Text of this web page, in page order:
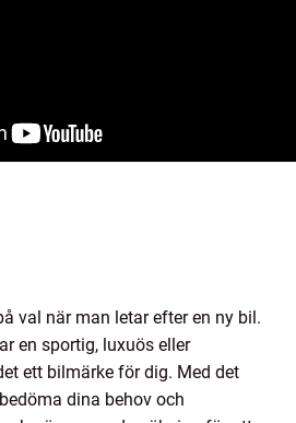
val när man letar efter en ny bil.
en sportig, luxuös eller
ett bilmärke för dig. Med det
dina behov och